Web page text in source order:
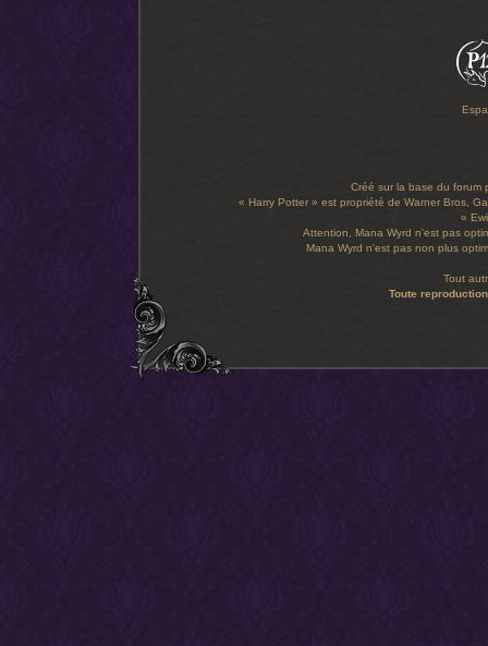
Créé sur la base du forum
« Harry Potter » est propriété de Warner Bros,
«
Attention, Mana Wyrd n'est pas
Mana Wyrd n'est pas non plus
Tout
Toute